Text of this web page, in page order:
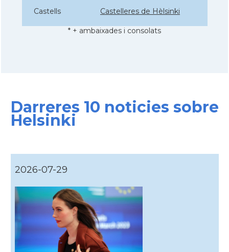
Castells Castelleres de Hèlsinki
* + ambaixades i consolats
Darreres 10 noticies sobre
Helsinki
2026-07-29